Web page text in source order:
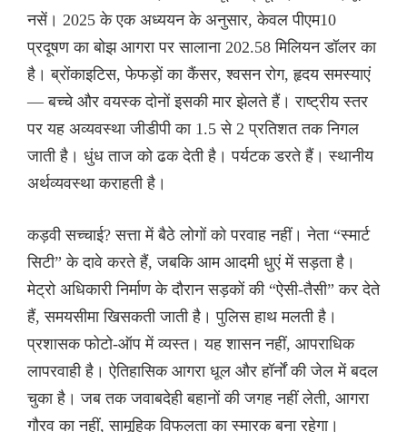
नसें। 2025 के एक अध्ययन के अनुसार, केवल पीएम10
प्रदूषण का बोझ आगरा पर सालाना 202.58 मिलियन डॉलर का
है। ब्रोंकाइटिस, फेफड़ों का कैंसर, श्वसन रोग, हृदय समस्याएं
— बच्चे और वयस्क दोनों इसकी मार झेलते हैं। राष्ट्रीय स्तर
पर यह अव्यवस्था जीडीपी का 1.5 से 2 प्रतिशत तक निगल
जाती है। धुंध ताज को ढक देती है। पर्यटक डरते हैं। स्थानीय
अर्थव्यवस्था कराहती है।
कड़वी सच्चाई? सत्ता में बैठे लोगों को परवाह नहीं। नेता “स्मार्ट
सिटी” के दावे करते हैं, जबकि आम आदमी धुएं में सड़ता है।
मेट्रो अधिकारी निर्माण के दौरान सड़कों की “ऐसी-तैसी” कर देते
हैं, समयसीमा खिसकती जाती है। पुलिस हाथ मलती है।
प्रशासक फोटो-ऑप में व्यस्त। यह शासन नहीं, आपराधिक
लापरवाही है। ऐतिहासिक आगरा धूल और हॉर्नों की जेल में बदल
चुका है। जब तक जवाबदेही बहानों की जगह नहीं लेती, आगरा
गौरव का नहीं, सामूहिक विफलता का स्मारक बना रहेगा।